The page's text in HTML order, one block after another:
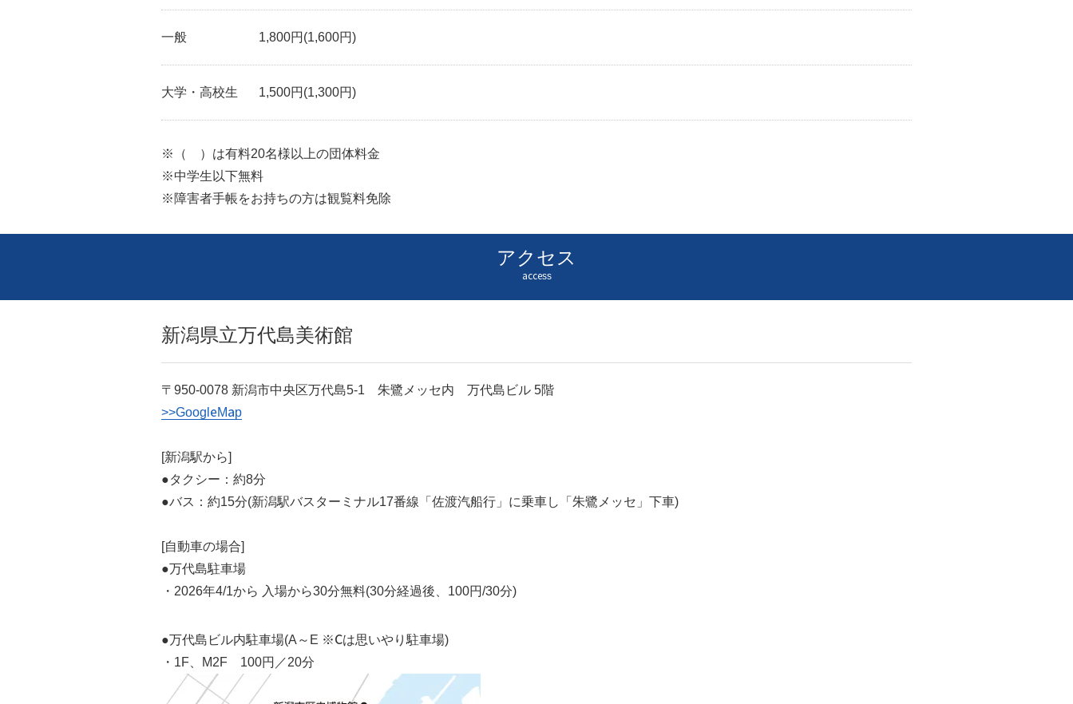
一般 1,800円(1,600円)
大学・高校生 1,500円(1,300円)
※（ ）は有料20名様以上の団体料金
※中学生以下無料
※障害者手帳をお持ちの方は観覧料免除
アクセス
access
新潟県立万代島美術館
〒950-0078 新潟市中央区万代島5-1 朱鷺メッセ内 万代島ビル 5階
>>GoogleMap
[新潟駅から]
●タクシー：約8分
●バス：約15分(新潟駅バスターミナル17番線「佐渡汽船行」に乗車し「朱鷺メッセ」下車)
[自動車の場合]
●万代島駐車場
・2026年4/1から 入場から30分無料(30分経過後、100円/30分)
●万代島ビル内駐車場(A～E ※Cは思いやり駐車場)
・1F、M2F 100円／20分